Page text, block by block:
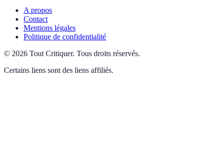
A propos
Contact
Mentions légales
Politique de confidentialité
© 2026 Tout Critiquer. Tous droits réservés.
Certains liens sont des liens affiliés.